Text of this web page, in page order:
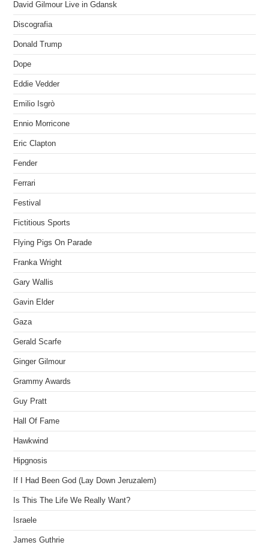
David Gilmour Live in Gdansk
Discografia
Donald Trump
Dope
Eddie Vedder
Emilio Isgrò
Ennio Morricone
Eric Clapton
Fender
Ferrari
Festival
Fictitious Sports
Flying Pigs On Parade
Franka Wright
Gary Wallis
Gavin Elder
Gaza
Gerald Scarfe
Ginger Gilmour
Grammy Awards
Guy Pratt
Hall Of Fame
Hawkwind
Hipgnosis
If I Had Been God (Lay Down Jeruzalem)
Is This The Life We Really Want?
Israele
James Guthrie